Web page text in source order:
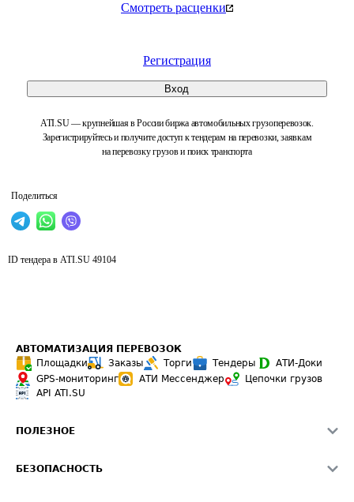
Смотреть расценки
Регистрация
Вход
ATI.SU — крупнейшая в России биржа автомобильных грузоперевозок.
Зарегистрируйтесь и получите доступ к тендерам на перевозки, заявкам
на перевозку грузов и поиск транспорта
Поделиться
ID тендера в ATI.SU 49104
АВТОМАТИЗАЦИЯ ПЕРЕВОЗОК
Площадки
Заказы Торги Тендеры
АТИ-Доки
GPS-мониторинг
АТИ Мессенджер
Цепочки грузов
API ATI.SU
ПОЛЕЗНОЕ
БЕЗОПАСНОСТЬ